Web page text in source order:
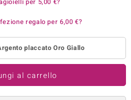
regalo per6,00 €?
placcato Oro Giallo
al carrello